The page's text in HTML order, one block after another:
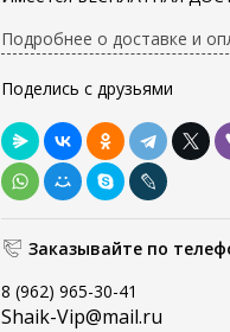
Подробнее о доставке и
Поделись с друзьями
Заказывайте по
8 (962) 965-30-41
Shaik-Vip@mail.ru